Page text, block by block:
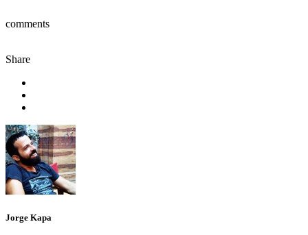
comments
Share
Jorge Kapa